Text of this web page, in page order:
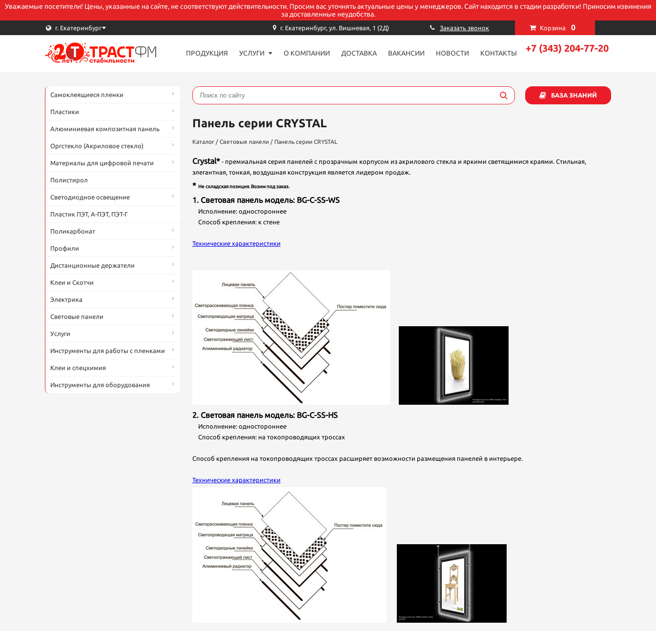
Уважаемые посетители! Цены, указанные на сайте, не соответствуют действительности. Просим вас уточнять актуальные цены у менеджеров. Сайт находится в стадии разработки! Приносим извинения
за доставленные неудобства.
г. Екатеринбург г. Екатеринбург, ул. Вишневая, 1 (2Д) Заказать звонок
Заказать звонок ×
E-mail
Телефон *
Комментарий
Примечание: Настоящим подтверждаю, что персональные данные, указанные мною в настоящей
Форме, полностью соответствуют Федеральному закону «О персональных данных» от 27 июля
2006 г. № 152-ФЗ (в частности, пп. 10 п. 1 ст. 6, ст. 8, пп. 4 п. 2 ст. 22), а также выражаю свое согласие
на их обработку (в том числе посредством поручения такой обработки специализированной
организации). При этом компания обязуется обрабатывать персональные данные, соблюдая их
конфиденциальность и безопасность.
Корзина 0
ПРОДУКЦИЯ УСЛУГИ О КОМПАНИИ ДОСТАВКА ВАКАНСИИ НОВОСТИ КОНТАКТЫ +7 (343) 204-77-20
Самоклеящиеся пленки
Пластики
Алюминиевая композитная панель
Оргстекло (Акриловое стекло)
Материалы для цифровой печати
Полистирол
Светодиодное освещение
Пластик ПЭТ, А-ПЭТ, ПЭТ-Г
Поликарбонат
Профили
Дистанционные держатели
Клеи и Скотчи
Электрика
Световые панели
Услуги
Инструменты для работы с пленками
Клеи и спецхимия
Инструменты для оборудования
БАЗА ЗНАНИЙ
Панель серии CRYSTAL
Каталог/ Световые панели/ Панель серии CRYSTAL
Crystal*- премиальная серия панелей с прозрачным корпусом из акрилового стекла и яркими светящимися краями. Стильная,
элегантная, тонкая, воздушная конструкция является лидером продаж.
* Не складская позиция. Возим под заказ.
1. Световая панель модель: BG-C-SS-WS
Исполнение: одностороннее
Способ крепления: к стене
Технические характеристики
2. Световая панель модель: BG-C-SS-HS
Исполнение: одностороннее
Способ крепления: на токопроводящих троссах
Способ крепления на токопроводящих троссах расширяет возможности размещения панелей в интерьере.
Технические характеристики